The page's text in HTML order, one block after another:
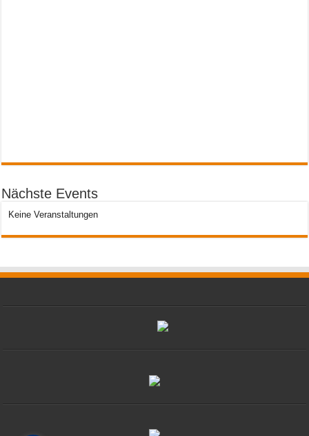
Nächste Events
Keine Veranstaltungen